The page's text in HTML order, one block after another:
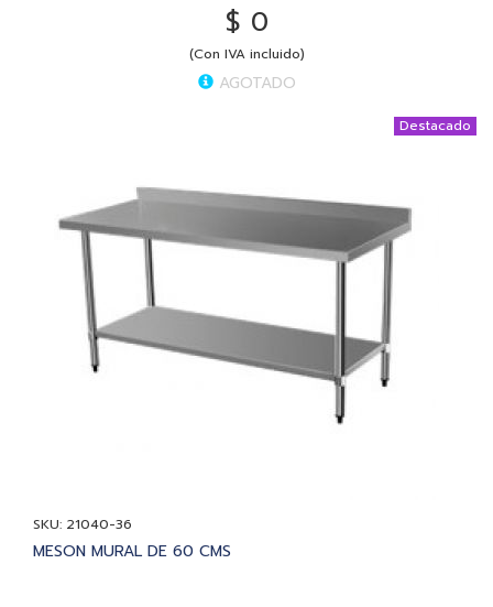
$ 0
(Con IVA incluido)
AGOTADO
Destacado
SKU: 21040-36
MESON MURAL DE 60 CMS